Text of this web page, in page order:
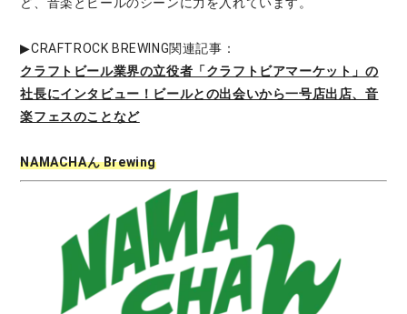
▶︎CRAFTROCK BREWING関連記事：
クラフトビール業界の立役者「クラフトビアマーケット」の
社長にインタビュー！ビールとの出会いから一号店出店、音
楽フェスのことなど
NAMACHAん Brewing